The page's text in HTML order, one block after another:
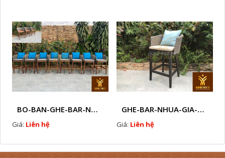
BO-BAN-GHE-BAR-NHUA-GIA-MAY-SAN-VUON-EW3
Giá: Liên hệ
GHE-BAR-NHUA-GIA-MAY-NGOAI-TROI-N7
Giá: Liên hệ